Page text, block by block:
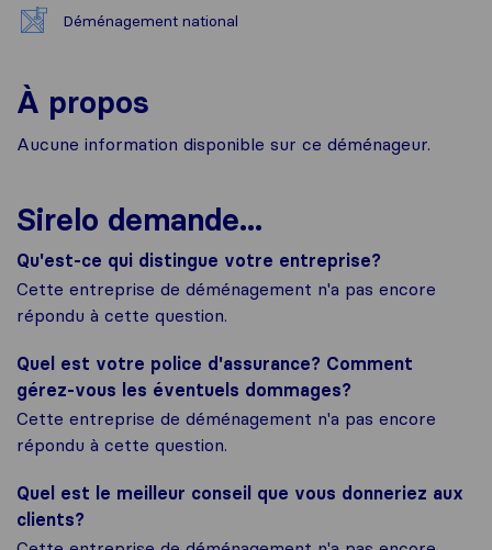
Déménagement national
À propos
Aucune information disponible sur ce déménageur.
Sirelo demande...
Qu'est-ce qui distingue votre entreprise?
Cette entreprise de déménagement n'a pas encore
répondu à cette question.
Quel est votre police d'assurance? Comment
gérez-vous les éventuels dommages?
Cette entreprise de déménagement n'a pas encore
répondu à cette question.
Quel est le meilleur conseil que vous donneriez aux
clients?